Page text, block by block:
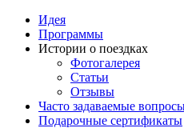
Идея
Программы
Истории о поездках
Фотогалерея
Статьи
Отзывы
Часто задаваемые
Подарочные сертификаты